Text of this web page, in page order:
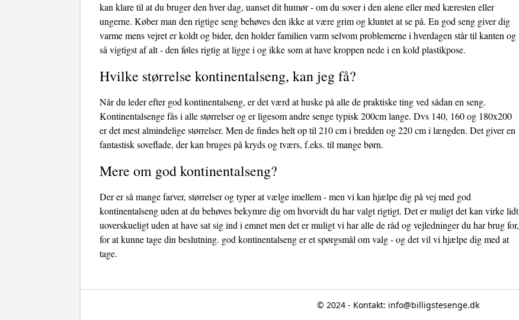
kan klare til at du bruger den hver dag, uanset dit humør - om du sover i den alene eller med kæresten eller
ungerne. Køber man den rigtige seng behøves den ikke at være grim og kluntet at se på. En god seng giver dig
varme mens vejret er koldt og bider, den holder familien varm selvom problemerne i hverdagen står til kanten og
så vigtigst af alt - den føles rigtig at ligge i og ikke som at have kroppen nede i en kold plastikpose.
Hvilke størrelse kontinentalseng, kan jeg få?
Når du leder efter god kontinentalseng, er det værd at huske på alle de praktiske ting ved sådan en seng.
Kontinentalsenge fås i alle størrelser og er ligesom andre senge typisk 200cm lange. Dvs 140, 160 og 180x200
er det mest almindelige størrelser. Men de findes helt op til 210 cm i bredden og 220 cm i længden. Det giver en
fantastisk soveflade, der kan bruges på kryds og tværs, f.eks. til mange børn.
Mere om god kontinentalseng?
Der er så mange farver, størrelser og typer at vælge imellem - men vi kan hjælpe dig på vej med god
kontinentalseng uden at du behøves bekymre dig om hvorvidt du har valgt rigtigt. Det er muligt det kan virke lidt
uoverskueligt uden at have sat sig ind i emnet men det er muligt vi har alle de råd og vejledninger du har brug for,
for at kunne tage din beslutning. god kontinentalseng er et spørgsmål om valg - og det vil vi hjælpe dig med at
tage.
© 2024 - Kontakt: info@billigstesenge.dk